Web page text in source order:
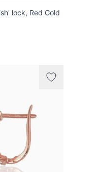
lock, Red Gold